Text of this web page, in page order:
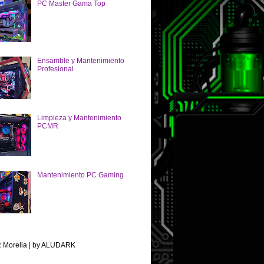
PC Master Gama Top
Ensamble y Mantenimiento
Profesional
Limpieza y Mantenimiento
PCMR
Mantenimiento PC Gaming
Morelia | by ALUDARK